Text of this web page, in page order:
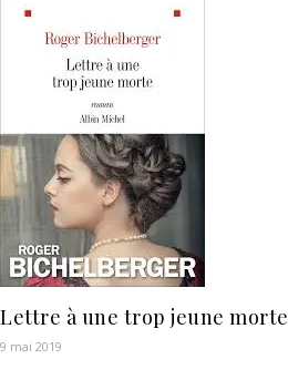
Lettre à une trop jeune morte
9 mai 2019